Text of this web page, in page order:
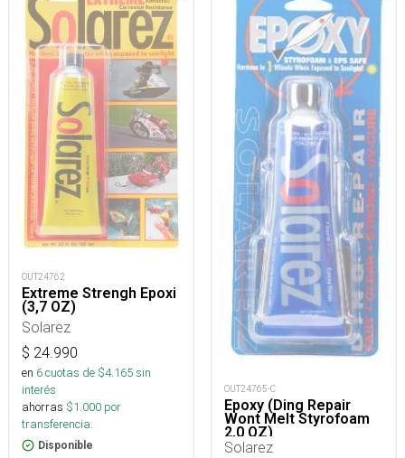
OUT24762
Extreme Strengh Epoxi
(3,7 OZ)
Solarez
$ 24.990
en 6cuotas de $4.165sin
interés
ahorras $1.000 por
transferencia.
Disponible
OUT24765-C
Epoxy (Ding Repair
Wont Melt Styrofoam
2,0 OZ)
Solarez